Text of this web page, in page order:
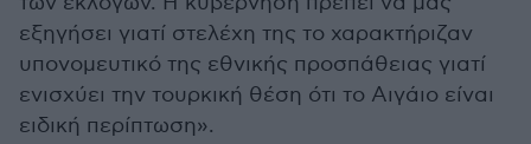
εξηγήσει γιατί στελέχη της το χαρακτήριζαν
υπονομευτικό της εθνικής προσπάθειας γιατί
ενισχύει την τουρκική θέση ότι το Αιγάιο είναι
ειδική περίπτωση».